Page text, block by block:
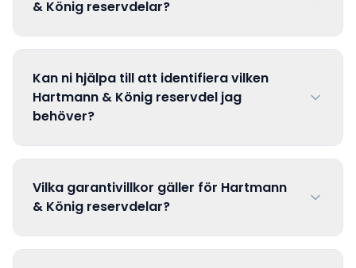
& König reservdelar?
Kan ni hjälpa till att identifiera vilken
Hartmann & König reservdel jag
behöver?
Vilka garantivillkor gäller för Hartmann
& König reservdelar?